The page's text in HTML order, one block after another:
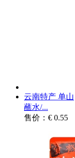
云南特产 单山
蘸水/...
售价：€ 0.55